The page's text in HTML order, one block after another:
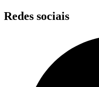
Skip
to
Redes sociais